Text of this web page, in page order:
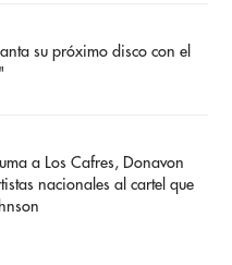
su próximo disco con el
a Los Cafres, Donavon
nacionales al cartel que